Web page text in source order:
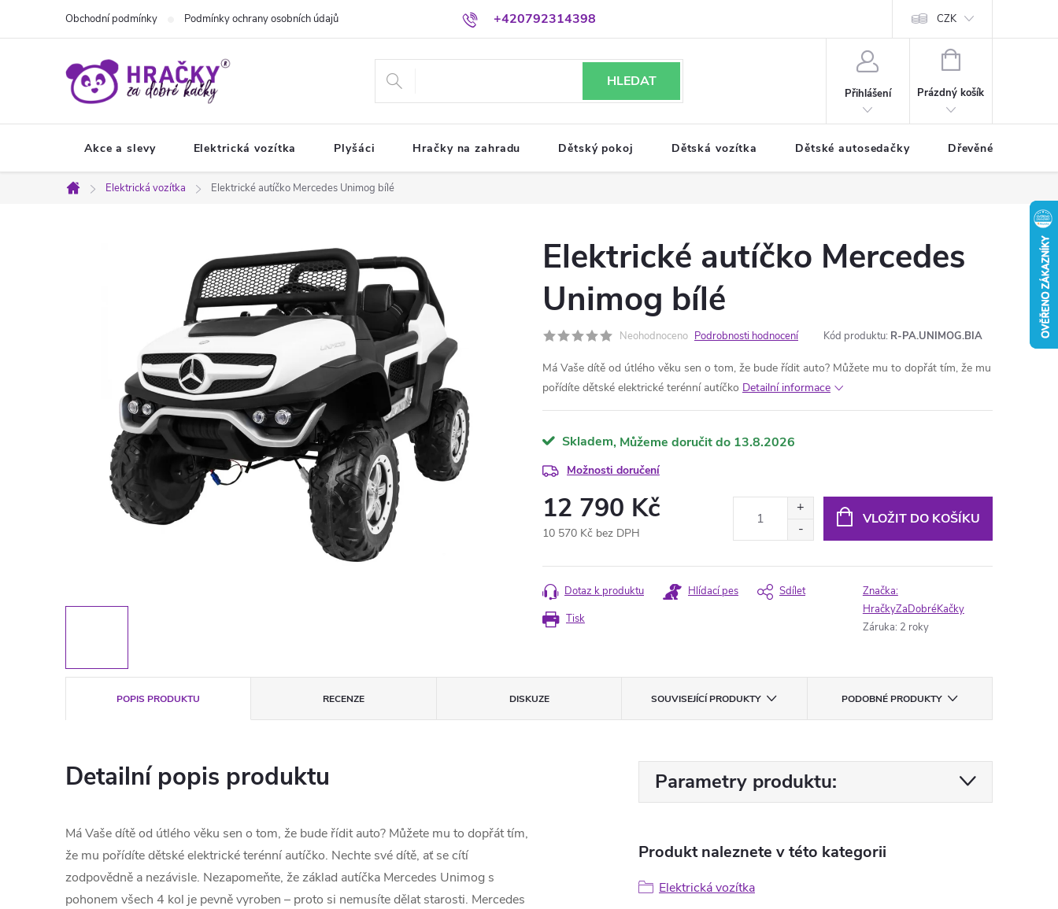
+420792314398
Obchodní podmínky Podmínky ochrany osobních údajů CZK
HLEDAT
Přihlášení
NÁKUPNÍ
Prázdný košík
Akce a slevy Elektrická vozítka Plyšáci Hračky na zahradu Dětský pokoj Dětská vozítka Dětské autosedačky Dřevěné hračky
Domů
Elektrická vozítka Elektrické autíčko Mercedes Unimog bílé
Elektrické autíčko Mercedes
Unimog bílé
Neohodnoceno Podrobnosti hodnocení Kód produktu: R-PA.UNIMOG.BIA
Má Vaše dítě od útlého věku sen o tom, že bude řídit auto? Můžete mu to dopřát tím, že mu
pořídíte dětské elektrické terénní autíčko Detailní informace
Skladem 13.8.2026
Možnosti doručení
12 790 Kč
10 570 Kč bez DPH
cena:
VLOŽIT DO KOŠÍKU
Tisk
Dotaz k produktu Hlídací pes Sdílet
Značka:
HračkyZaDobréKačky
Záruka: 2 roky
POPIS PRODUKTU RECENZE DISKUZE SOUVISEJÍCÍ PRODUKTY PODOBNÉ PRODUKTY
Detailní popis produktu
Má Vaše dítě od útlého věku sen o tom, že bude řídit auto? Můžete mu to dopřát tím,
že mu pořídíte dětské elektrické terénní autíčko. Nechte své dítě, ať se cítí
zodpovědně a nezávisle. Nezapomeňte, že základ autíčka Mercedes Unimog s
pohonem všech 4 kol je pevně vyroben – proto si nemusíte dělat starosti. Mercedes
Parametry produktu:
Produkt naleznete v této kategorii
Elektrická vozítka